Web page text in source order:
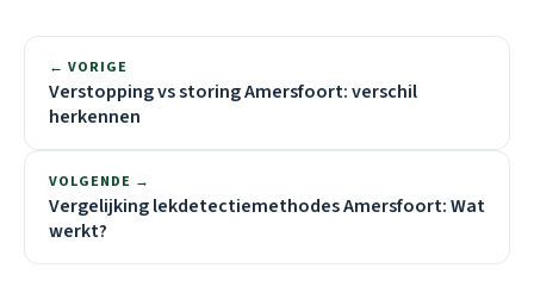
← VORIGE
Verstopping vs storing Amersfoort: verschil
herkennen
VOLGENDE →
Vergelijking lekdetectiemethodes Amersfoort: Wat
werkt?